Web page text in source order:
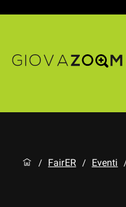
/ FairER / Eventi